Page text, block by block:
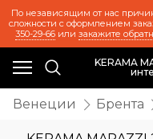
По независящим от нас
сложности с оформлением
350-29-66или закажите
KERAMA
Венеции Брента